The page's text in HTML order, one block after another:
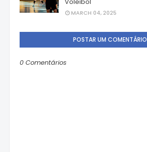
MARCH 04, 2025
POSTAR UM COMENTÁRIO
0 Comentários